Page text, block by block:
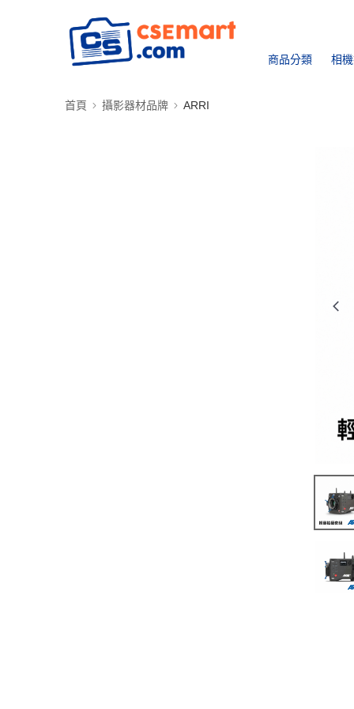
商品分類 相
首頁 攝影器材品牌 ARRI